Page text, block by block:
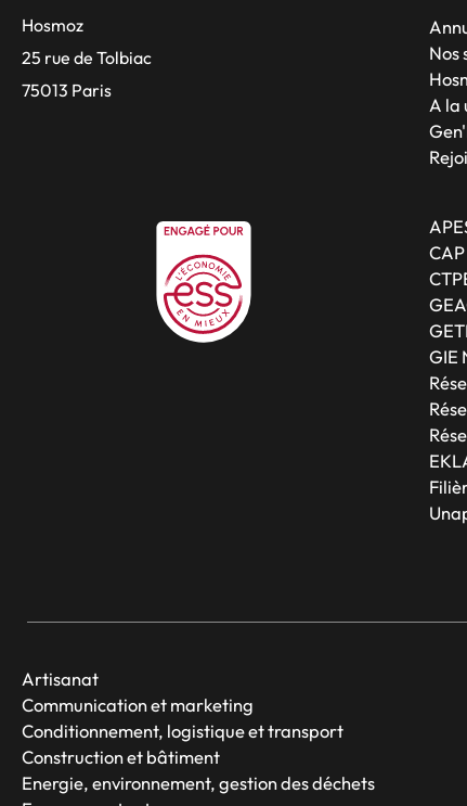
Hosmoz
25 rue de Tolbiac
75013 Paris
Nos
A la
GIE
Artisanat
Communication et marketing
Conditionnement, logistique et transport
Construction et bâtiment
Energie, environnement, gestion des déchets